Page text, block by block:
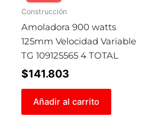
Construcción
Amoladora 900 watts
125mm Velocidad Variable
TG 109125565 4 TOTAL
$141.803
Añadir al carrito